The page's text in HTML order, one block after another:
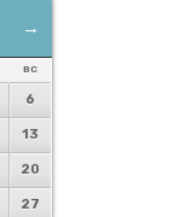
→
ВС
6
13
20
27